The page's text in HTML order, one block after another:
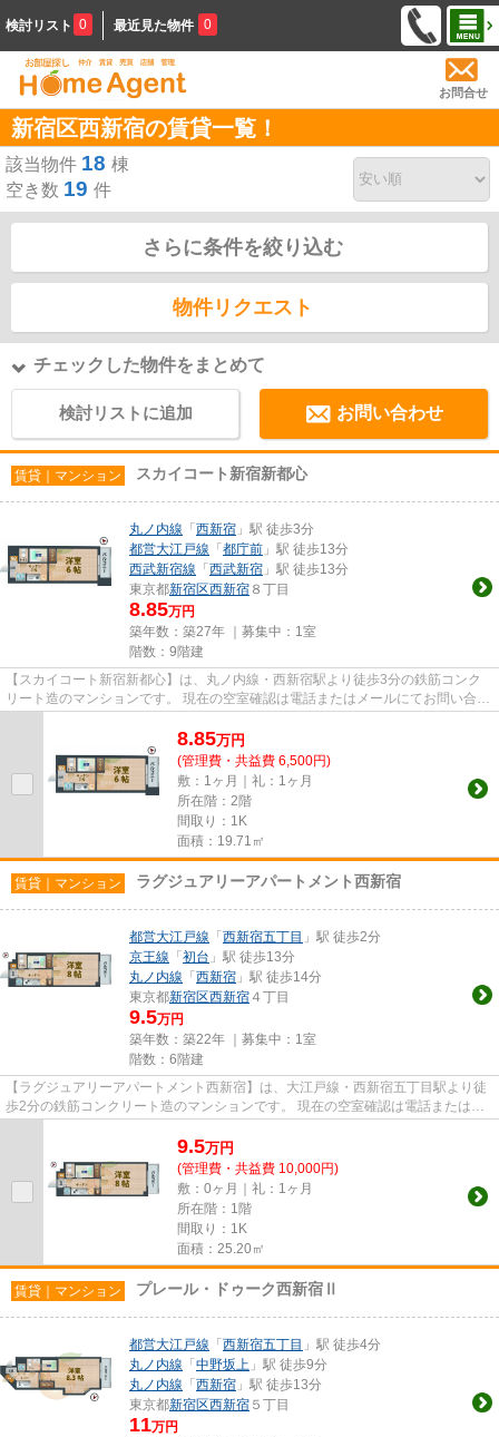
検討リスト 0 最近見た物件 0
お問合せ
新宿区西新宿の賃貸一覧！
該当物件 18 棟
空き数 19 件
さらに条件を絞り込む
物件リクエスト
チェックした物件をまとめて
検討リストに追加 お問い合わせ
賃貸｜マンション スカイコート新宿新都心
丸ノ内線 「 西新宿 」駅 徒歩3分
都営大江戸線 「 都庁前 」駅 徒歩13分
西武新宿線 「 西武新宿 」駅 徒歩13分
東京都新宿区西新宿 ８丁目
8.85万円
築年数：築27年 ｜募集中： 1室
階数：9階建
【スカイコート新宿新都心】は、丸ノ内線・西新宿駅より徒歩3分の鉄筋コンク
リート造のマンションです。 現在の空室確認は電話またはメールにてお問い合わ
8.85万円
(管理費・共益費 6,500円)
敷：1ヶ月｜礼：1ヶ月
所在階：2階
間取り：1K
面積：19.71㎡
賃貸｜マンション ラグジュアリーアパートメント西新宿
都営大江戸線 「 西新宿五丁目 」駅 徒歩2分
京王線 「 初台 」駅 徒歩13分
丸ノ内線 「 西新宿 」駅 徒歩14分
東京都新宿区西新宿 ４丁目
9.5万円
築年数：築22年 ｜募集中： 1室
階数：6階建
【ラグジュアリーアパートメント西新宿】は、大江戸線・西新宿五丁目駅より徒
歩2分の鉄筋コンクリート造のマンションです。 現在の空室確認は電話またはメ
9.5万円
(管理費・共益費 10,000円)
敷：0ヶ月｜礼：1ヶ月
所在階：1階
間取り：1K
面積：25.20㎡
賃貸｜マンション プレール・ドゥーク西新宿Ⅱ
都営大江戸線 「 西新宿五丁目 」駅 徒歩4分
丸ノ内線 「 中野坂上 」駅 徒歩9分
丸ノ内線 「 西新宿 」駅 徒歩13分
東京都新宿区西新宿 ５丁目
11万円